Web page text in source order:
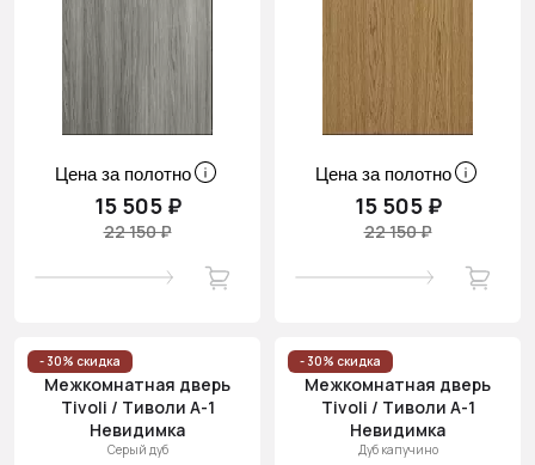
Цена за полотно
15 505 ₽
22 150 ₽
Цена за полотно
15 505 ₽
22 150 ₽
- 30% скидка
Межкомнатная дверь
Tivoli / Тиволи А-1
Невидимка
Серый дуб
- 30% скидка
Межкомнатная дверь
Tivoli / Тиволи А-1
Невидимка
Дуб капучино